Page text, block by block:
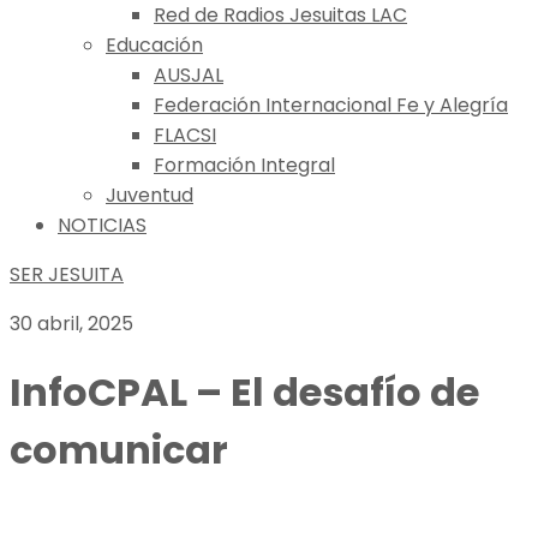
Red de Radios Jesuitas LAC
Educación
AUSJAL
Federación Internacional Fe y Alegría
FLACSI
Formación Integral
Juventud
NOTICIAS
SER JESUITA
30 abril, 2025
InfoCPAL – El desafío de
comunicar